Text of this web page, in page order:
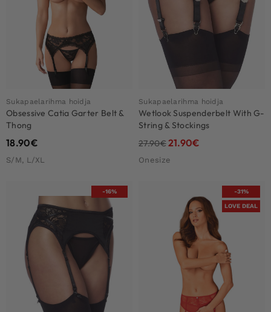
Sukapaelarihma hoidja
Obsessive Catia Garter Belt &
Thong
18.90€
S/M, L/XL
Sukapaelarihma hoidja
Wetlook Suspenderbelt With G-
String & Stockings
27.90€21.90€
Onesize
-16% -31%
LOVE DEAL